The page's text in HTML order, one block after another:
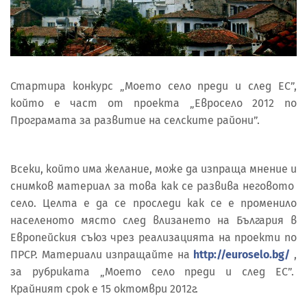
Стартира конкурс „Моето село преди и след ЕС”,
който е част от проекта „Евросело 2012 по
Програмата за развитие на селските райони”.
Всеки, който има желание, може да изпраща мнение и
снимков материал за това как се развива неговото
село. Целта е да се проследи как се е променило
населеното място след влизането на България в
Европейския съюз чрез реализацията на проекти по
ПРСР. Материали изпращайте на http://euroselo.bg/ ,
за рубриката „Моето село преди и след ЕС”.
Крайният срок е 15 октомври 2012г.